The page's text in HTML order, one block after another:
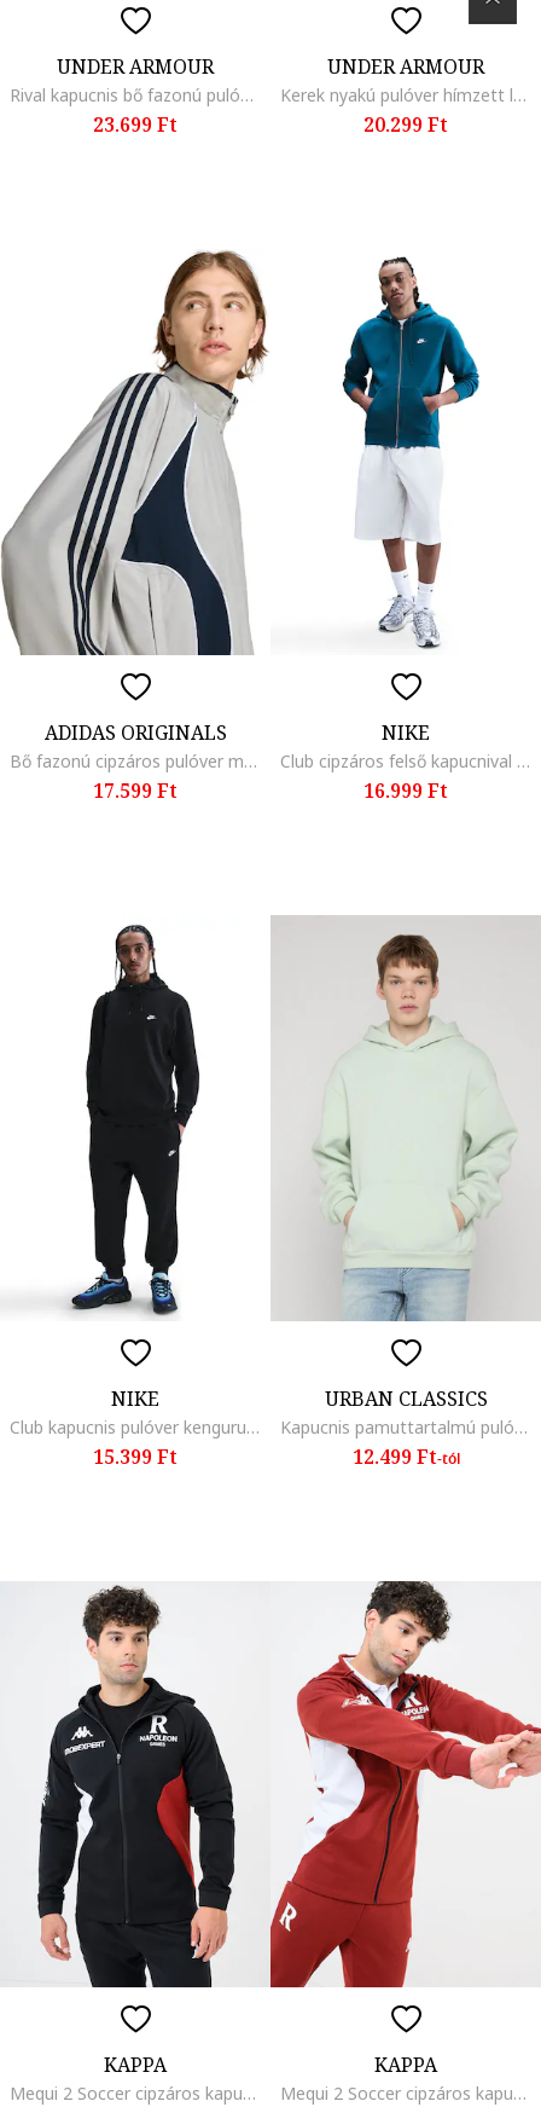
UNDER ARMOUR
Rival kapucnis bő fazonú pulóver hímzett logóval, Fekete
23.699 Ft
UNDER ARMOUR
Kerek nyakú pulóver hímzett logóval, Fekete
20.299 Ft
ADIDAS ORIGINALS
Bő fazonú cipzáros pulóver magas gallérral, Szürke/Sötétkék
17.599 Ft
NIKE
Club cipzáros felső kapucnival és logóval, Olajkék
16.999 Ft
NIKE
Club kapucnis pulóver kenguruzsebbel, Fekete
15.399 Ft
URBAN CLASSICS
Kapucnis pamuttartalmú pulóver kenguruzsebbel
12.499 Ft-tól
KAPPA
Mequi 2 Soccer cipzáros kapucnis pulóver oldalzsebekkel, Fekete
KAPPA
Mequi 2 Soccer cipzáros kapucnis pulóver oldalzsebekkel, Bordó